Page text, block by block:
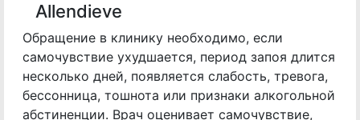
Allendieve
Обращение в клинику необходимо, если
самочувствие ухудшается, период запоя длится
несколько дней, появляется слабость, тревога,
бессонница, тошнота или признаки алкогольной
абстиненции. Врач оценивает самочувствие,